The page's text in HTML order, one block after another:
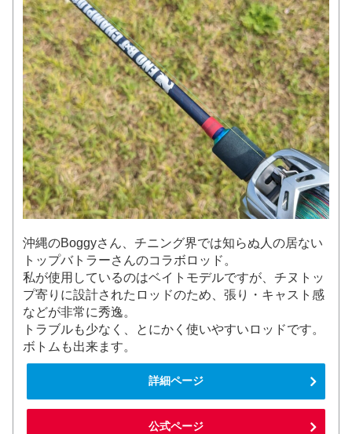
沖縄のBoggyさん、チニング界では知らぬ人の居ない
トップバトラーさんのコラボロッド。
私が使用しているのはベイトモデルですが、チヌトッ
プ寄りに設計されたロッドのため、張り・キャスト感
などが非常に秀逸。
トラブルも少なく、とにかく使いやすいロッドです。
ボトムも出来ます。
詳細ページ
公式ページ